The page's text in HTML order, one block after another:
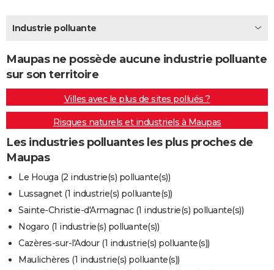
BONS PLANS
CARTE DE VOEUX
Carte de Noël
Carte Bonne année
Carte Saint-Valentin
Carte Pâques
Carte d'anniversaire
DICTIONNAIRE
Dictionnaire
Biographies
Citations
Expressions
Proverbes
PROGRAMME TV
COPAINS D'AVANT
Se connecter
Entreprises
Service militaire
Avis de recherche
AVIS DE DÉCÈS
FORUM
Bricolage
Lifestyle
Culture
Television
Voyage
Cinema
Industrie polluante
Maupas ne possède aucune industrie polluante
sur son territoire
Villes avec le plus de sites pollués ?
Risques naturels et industriels à Maupas
Les industries polluantes les plus proches de
Maupas
Le Houga (2 industrie(s) polluante(s))
Lussagnet (1 industrie(s) polluante(s))
Sainte-Christie-d'Armagnac (1 industrie(s) polluante(s))
Nogaro (1 industrie(s) polluante(s))
Cazères-sur-l'Adour (1 industrie(s) polluante(s))
Maulichères (1 industrie(s) polluante(s))